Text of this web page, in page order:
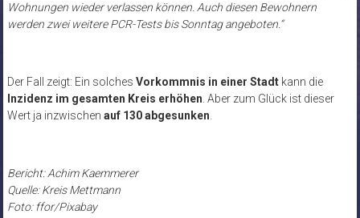
Wohnungen wieder verlassen können. Auch diesen Bewohnern
werden zwei weitere PCR-Tests bis Sonntag angeboten.“
Der Fall zeigt: Ein solches Vorkommnis in einer Stadtkann die
Inzidenz im gesamten Kreis erhöhen. Aber zum Glück ist dieser
Wert ja inzwischen auf 130 abgesunken.
Bericht: Achim Kaemmerer
Quelle: Kreis Mettmann
Foto: ffor/Pixabay